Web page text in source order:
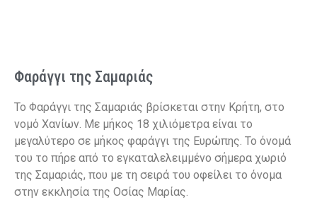
Φαράγγι της Σαμαριάς
Το Φαράγγι της Σαμαριάς βρίσκεται στην Κρήτη, στο
νομό Χανίων. Με μήκος 18 χιλιόμετρα είναι το
μεγαλύτερο σε μήκος φαράγγι της Ευρώπης. Το όνομά
του το πήρε από το εγκαταλελειμμένο σήμερα χωριό
της Σαμαριάς, που με τη σειρά του οφείλει το όνομα
στην εκκλησία της Οσίας Μαρίας.